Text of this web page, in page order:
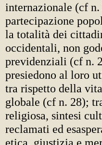
internazionale (cf
partecipazione
la totalità dei
occidentali, non
previdenziali (cf n.
presiedono al loro
tra rispetto della
globale (cf n. 28);
religiosa, sintesi
reclamati ed
etica, giustizia e